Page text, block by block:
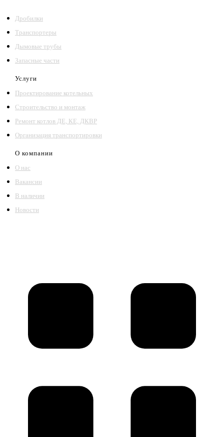
Дробилки
Транспортеры
Дымовые трубы
Запасные части
Услуги
Проектирование котельных
Строительство и монтаж
Ремонт котлов ДЕ, КЕ, ДКВР
Организация транспортировки
О компании
О нас
Вакансии
В наличии
Новости